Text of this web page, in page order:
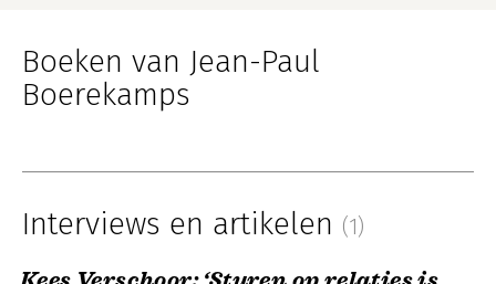
Boeken van Jean-Paul
Boerekamps
Interviews en artikelen (1)